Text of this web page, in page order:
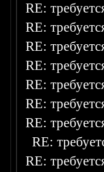
RE:
RE:
RE:
RE:
RE:
RE:
RE:
RE:
RE: